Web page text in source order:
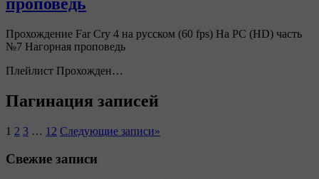
Прохождение Far Cry 4 на русском (60 fps) На PC (HD) часть
№7 Нагорная проповедь
Плейлист Прохожден…
Пагинация записей
1 2 3 … 12 Следующие записи»
Свежие записи